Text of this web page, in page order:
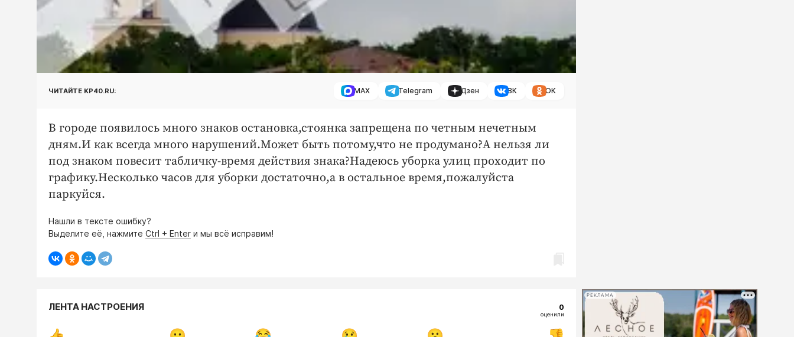
ЧИТАЙТЕ KP40.RU: MAX Telegram Дзен ВК ОК
В городе появилось много знаков остановка,стоянка запрещена по четным нечетным
дням.И как всегда много нарушений.Может быть потому,что не продумано?А нельзя ли
под знаком повесит табличку-время действия знака?Надеюсь уборка улиц проходит по
графику.Несколько часов для уборки достаточно,а в остальное время,пожалуйста
паркуйся.
Нашли в тексте ошибку?
Выделите её, нажмите Ctrl + Enter и мы всё исправим!
ЛЕНТА НАСТРОЕНИЯ 0
оценили
РЕКЛАМА